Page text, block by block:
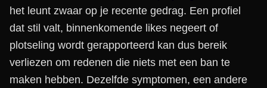
het leunt zwaar op je recente gedrag. Een profiel
dat stil valt, binnenkomende likes negeert of
plotseling wordt gerapporteerd kan dus bereik
verliezen om redenen die niets met een ban te
maken hebben. Dezelfde symptomen, een andere